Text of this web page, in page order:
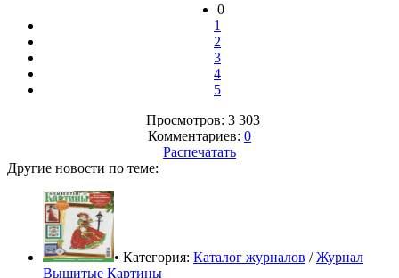
0
1
2
3
4
5
Просмотров: 3 303
Комментариев: 0
Распечатать
Другие новости по теме:
• Категория: Каталог журналов /Журнал
Вышитые Картины